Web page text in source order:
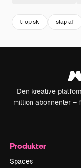
tropisk slap af
Den kreative
million abonnenter –
Produkter
Spaces